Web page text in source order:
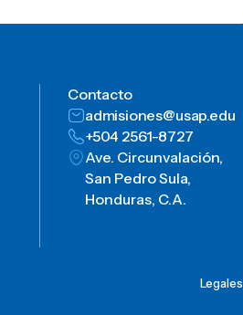
Contacto
admisiones@usap.edu
+504 2561-8727
Ave. Circunvalación,
San Pedro Sula,
Honduras, C.A.
Legales